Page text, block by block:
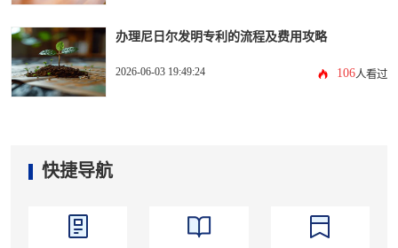
办理尼日尔发明专利的流程及费用攻略
2026-06-03 19:49:24 106人看过
快捷导航